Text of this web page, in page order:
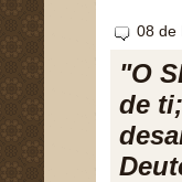
08 de
"O
de